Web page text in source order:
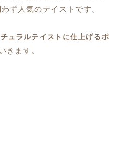
ず人気のテイストです。
ュラルテイストに仕上げるポ
きます。